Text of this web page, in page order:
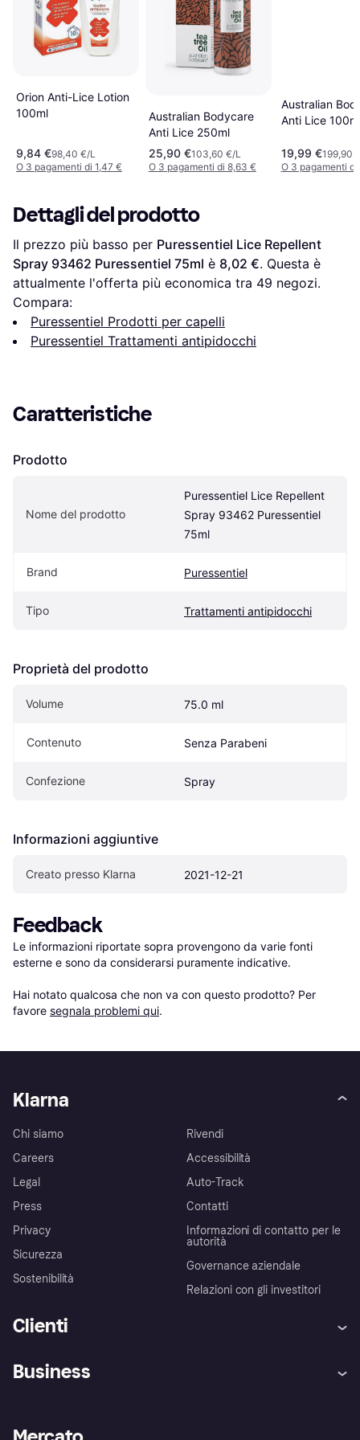
Orion Anti-Lice Lotion
100ml
9,84 €98,40 €/L
O 3 pagamenti di 1,47 €
Australian Bodycare
Anti Lice 250ml
25,90 €103,60 €/L
O 3 pagamenti di 8,63 €
Australian
Anti Lice
19,99 €199,90
O 3 pagamenti di
Dettagli del prodotto
Il prezzo più basso per Puressentiel Lice Repellent
Spray 93462 Puressentiel 75ml è 8,02 €. Questa è
attualmente l'offerta più economica tra 49 negozi.
Compara:
Puressentiel Prodotti per capelli
Puressentiel Trattamenti antipidocchi
Caratteristiche
Prodotto
Nome del prodotto
Puressentiel Lice Repellent
Spray 93462 Puressentiel
75ml
Brand Puressentiel
Tipo Trattamenti antipidocchi
Proprietà del prodotto
Volume 75.0 ml
Contenuto Senza Parabeni
Confezione Spray
Informazioni aggiuntive
Creato presso Klarna 2021-12-21
Feedback
Le informazioni riportate sopra provengono da varie fonti
esterne e sono da considerarsi puramente indicative.
Hai notato qualcosa che non va con questo prodotto? Per
favore segnala problemi qui.
Klarna
Chi siamo
Careers
Legal
Press
Privacy
Sicurezza
Sostenibilità
Rivendi
Accessibilità
Auto-Track
Contatti
Informazioni di contatto per le
autorità
Governance aziendale
Relazioni con gli investitori
Clienti
Assistenza
Esplora i negozi
Business
Accesso aziende